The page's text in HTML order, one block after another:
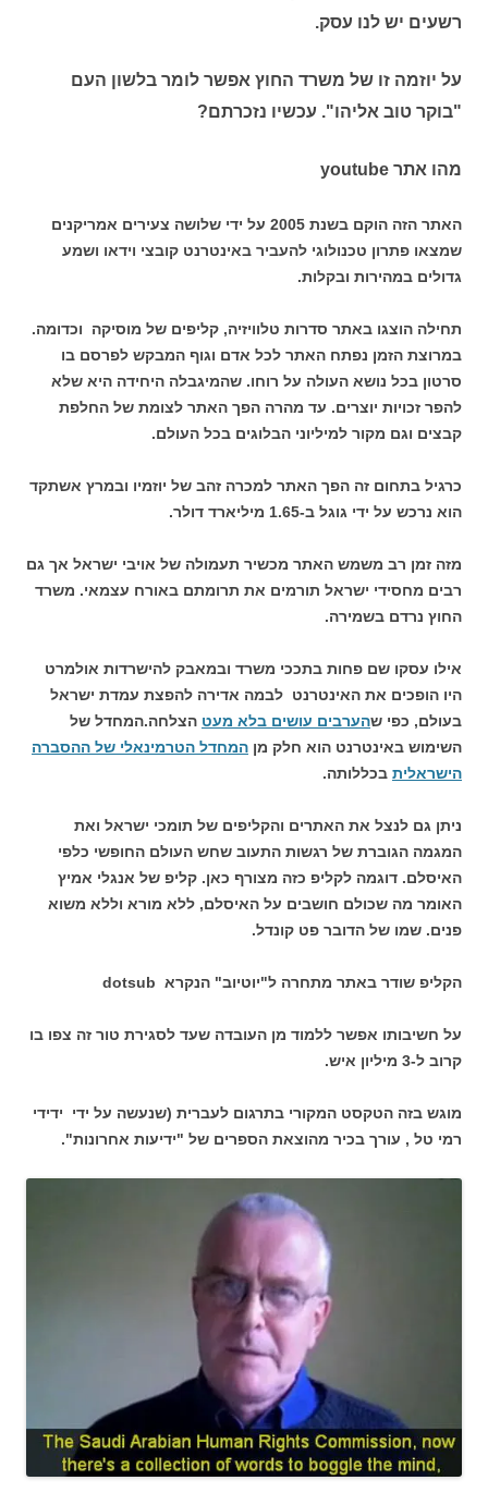
רשעים יש לנו עסק.
על יוזמה זו של משרד החוץ אפשר לומר בלשון העם
"בוקר טוב אליהו". עכשיו נזכרתם?
מהו אתר youtube
האתר הזה הוקם בשנת 2005 על ידי שלושה צעירים אמריקנים
שמצאו פתרון טכנולוגי להעביר באינטרנט קובצי וידאו ושמע
גדולים במהירות ובקלות.
תחילה הוצגו באתר סדרות טלוויזיה, קליפים של מוסיקה וכדומה.
במרוצת הזמן נפתח האתר לכל אדם וגוף המבקש לפרסם בו
סרטון בכל נושא העולה על רוחו. שהמיגבלה היחידה היא שלא
להפר זכויות יוצרים. עד מהרה הפך האתר לצומת של החלפת
קבצים וגם מקור למיליוני הבלוגים בכל העולם.
כרגיל בתחום זה הפך האתר למכרה זהב של יוזמיו ובמרץ אשתקד
הוא נרכש על ידי גוגל ב-1.65 מיליארד דולר.
מזה זמן רב משמש האתר מכשיר תעמולה של אויבי ישראל אך גם
רבים מחסידי ישראל תורמים את תרומתם באורח עצמאי. משרד
החוץ נרדם בשמירה.
אילו עסקו שם פחות בתככי משרד ובמאבק להישרדות אולמרט
היו הופכים את האינטרנט לבמה אדירה להפצת עמדת ישראל
בעולם, כפי שהערבים עושים בלא מעט הצלחה.המחדל של
השימוש באינטרנט הוא חלק מן המחדל הטרמינאלי של ההסברה
הישראלית בכללותה.
ניתן גם לנצל את האתרים והקליפים של תומכי ישראל ואת
המגמה הגוברת של רגשות התעוב שחש העולם החופשי כלפי
האיסלם. דוגמה לקליפ כזה מצורף כאן. קליפ של אנגלי אמיץ
האומר מה שכולם חושבים על האיסלם, ללא מורא וללא משוא
פנים. שמו של הדובר פט קונדל.
הקליפ שודר באתר מתחרה ל"יוטיוב" הנקרא dotsub
על חשיבותו אפשר ללמוד מן העובדה שעד לסגירת טור זה צפו בו
קרוב ל-3 מיליון איש.
מוגש בזה הטקסט המקורי בתרגום לעברית (שנעשה על ידי ידידי
רמי טל , עורך בכיר מהוצאת הספרים של "ידיעות אחרונות".